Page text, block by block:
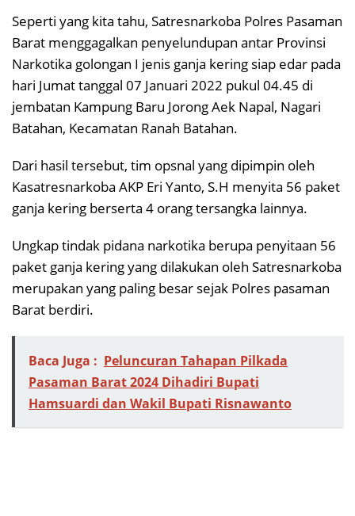
Seperti yang kita tahu, Satresnarkoba Polres Pasaman
Barat menggagalkan penyelundupan antar Provinsi
Narkotika golongan I jenis ganja kering siap edar pada
hari Jumat tanggal 07 Januari 2022 pukul 04.45 di
jembatan Kampung Baru Jorong Aek Napal, Nagari
Batahan, Kecamatan Ranah Batahan.
Dari hasil tersebut, tim opsnal yang dipimpin oleh
Kasatresnarkoba AKP Eri Yanto, S.H menyita 56 paket
ganja kering berserta 4 orang tersangka lainnya.
Ungkap tindak pidana narkotika berupa penyitaan 56
paket ganja kering yang dilakukan oleh Satresnarkoba
merupakan yang paling besar sejak Polres pasaman
Barat berdiri.
Baca Juga : Peluncuran Tahapan Pilkada
Pasaman Barat 2024 Dihadiri Bupati
Hamsuardi dan Wakil Bupati Risnawanto